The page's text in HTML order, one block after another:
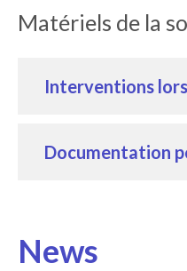
Matériels de la
Interventions
Documentation
News